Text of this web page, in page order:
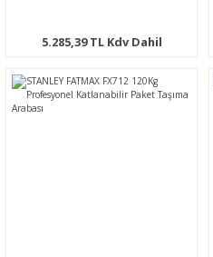
5.285,39 TL Kdv Dahil